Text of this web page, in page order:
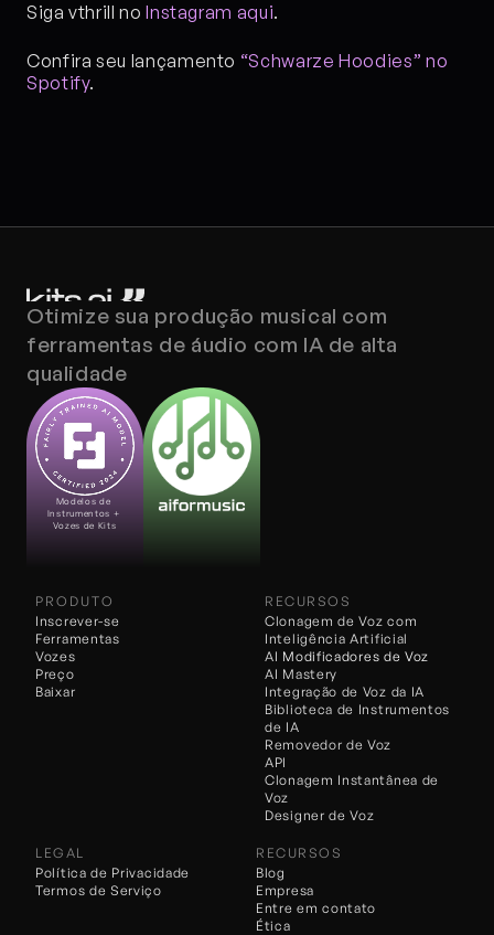
Siga vthrill no Instagram aqui.
Confira seu lançamento “Schwarze Hoodies” no
Spotify.
Otimize sua produção musical com
ferramentas de áudio com IA de alta
qualidade
Modelos de
Instrumentos +
Vozes de Kits
PRODUTO
Inscrever-se
Ferramentas
Vozes
Preço
Baixar
RECURSOS
Clonagem de Voz com
Inteligência Artificial
Integração de Voz da IA
AI Modificadores de Voz
AI Mastery
Biblioteca de Instrumentos
de IA
Removedor de Voz
API
Clonagem Instantânea de
Voz
Designer de Voz
LEGAL
Política de Privacidade
Termos de Serviço
RECURSOS
Blog
Empresa
Entre em contato
Ética